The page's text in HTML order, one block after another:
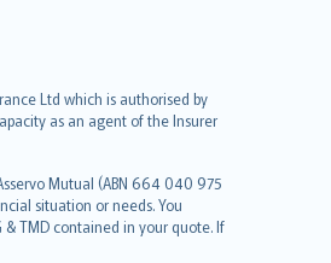
Ltd which is authorised by
as an agent of the Insurer
Mutual (ABN 664 040 975
situation or needs. You
TMD contained in your quote. If